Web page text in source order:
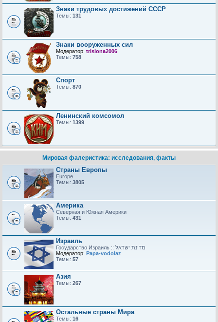
Знаки трудовых достижений CCCP
Темы: 131
Знаки вооруженных сил
Модератор: trislona2006
Темы: 758
Спорт
Темы: 870
Ленинский комсомол
Темы: 1399
Мировая фалеристика: исследования, факты
Страны Европы
Europe
Темы: 3805
Америка
Северная и Южная Америки
Темы: 431
Израиль
Модератор: Papa-vodolaz
Темы: 57
Азия
Темы: 267
Остальные страны Мира
Темы: 16